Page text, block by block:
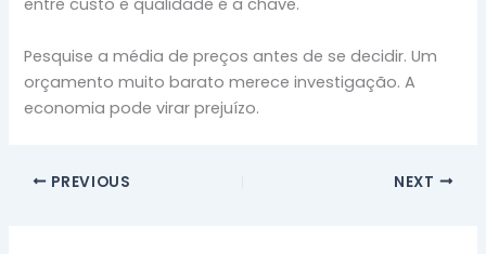
entre custo e qualidade é a chave.
Pesquise a média de preços antes de se decidir. Um
orçamento muito barato merece investigação. A
economia pode virar prejuízo.
PREVIOUS NEXT